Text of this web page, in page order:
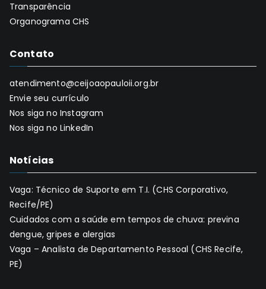
Transparência
Organograma CHS
Contato
atendimento@ceijoaopauloii.org.br
Envie seu currículo
Nos siga no Instagram
Nos siga no LinkedIn
Notícias
Vaga: Técnico de Suporte em T.I. (CHS Corporativo,
Recife/PE)
Cuidados com a saúde em tempos de chuva: previna
dengue, gripes e alergias
Vaga – Analista de Departamento Pessoal (CHS Recife,
PE)